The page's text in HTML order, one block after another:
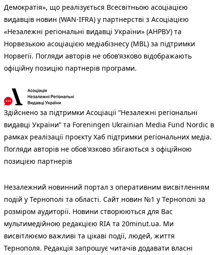
Демократія», що реалізується Всесвітньою асоціацією
видавців новин (WAN-IFRA) у партнерстві з Асоціацією
«Незалежні регіональні видавці України» (АНРВУ) та
Норвезькою асоціацією медіабізнесу (MBL) за підтримки
Норвегії. Погляди авторів не обов’язково відображають
офіційну позицію партнерів програми.
Здійснено за підтримки Асоціації “Незалежні регіональні
видавці України” та Foreningen Ukrainian Media Fund Nordic в
рамках реалізації проєкту Хаб підтримки регіональних медіа.
Погляди авторів не обов'язково збігаються з офіційною
позицією партнерів
Незалежний новинний портал з оперативним висвітленням
подій у Тернополі та області. Сайт новин №1 у Тернополі за
розміром аудиторії. Новини створюються для Вас
мультимедійною редакцією RIA та 20minut.ua. Ми
висвітлюємо важливі та цікаві події, людей, життя
Тернополя. Редакція запрошує читачів додавати власні